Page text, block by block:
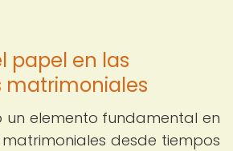
papel en las
matrimoniales
un elemento fundamental en
desde tiempos